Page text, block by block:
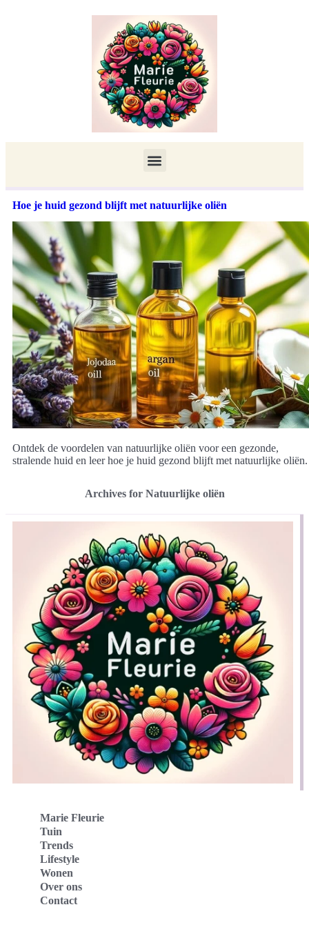
Hoe je huid gezond blijft met natuurlijke oliën
Ontdek de voordelen van natuurlijke oliën voor een gezonde,
stralende huid en leer hoe je huid gezond blijft met natuurlijke oliën.
Archives for Natuurlijke oliën
Marie Fleurie
Tuin
Trends
Lifestyle
Wonen
Over ons
Contact